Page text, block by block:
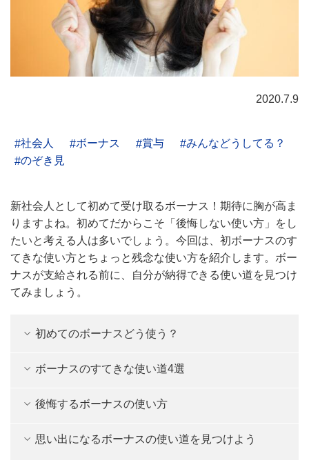
2020.7.9
社会人 ボーナス 賞与
みんなどうしてる？
のぞき見
新社会人として初めて受け取るボーナス！期待に胸が高ま
りますよね。初めてだからこそ「後悔しない使い方」をし
たいと考える人は多いでしょう。今回は、初ボーナスのす
てきな使い方とちょっと残念な使い方を紹介します。ボー
ナスが支給される前に、自分が納得できる使い道を見つけ
てみましょう。
初めてのボーナスどう使う？
ボーナスのすてきな使い道4選
後悔するボーナスの使い方
思い出になるボーナスの使い道を見つけよう